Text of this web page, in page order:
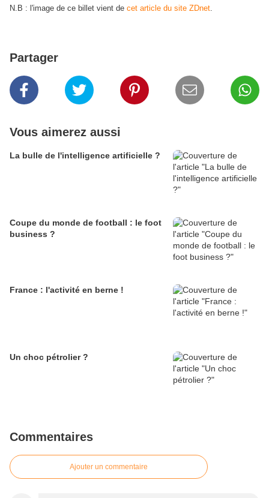
N.B : l'image de ce billet vient de cet article du site ZDnet.
Partager
Vous aimerez aussi
La bulle de l'intelligence artificielle ?
Coupe du monde de football : le foot
business ?
France : l'activité en berne !
Un choc pétrolier ?
Commentaires
Ajouter un commentaire